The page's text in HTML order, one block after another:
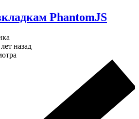
PhantomJS
назад